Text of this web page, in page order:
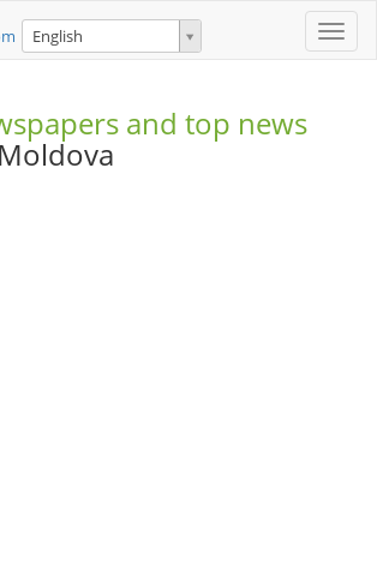
Toggle
English
and top news
Moldova